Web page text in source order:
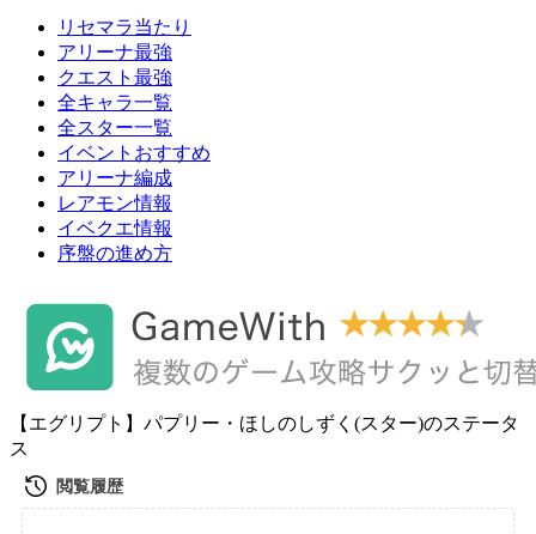
リセマラ当たり
アリーナ最強
クエスト最強
全キャラ一覧
全スター一覧
イベントおすすめ
アリーナ編成
レアモン情報
イベクエ情報
序盤の進め方
【エグリプト】パプリー・ほしのしずく(スター)のステータ
ス